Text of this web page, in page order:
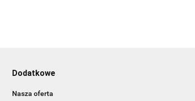
Dodatkowe
Nasza oferta